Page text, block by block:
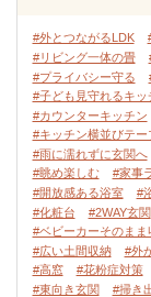
#外とつながるLDK
#リビング一体の畳
#プライバシー守る
#子ども見守れるキッ
#カウンターキッチン
#キッチン横並びテー
#雨に濡れずに玄関へ
#眺め楽しむ
#家事
#開放感ある浴室
#
#化粧台
#2WAY玄関
#ベビーカーそのまま
#広い土間収納
#外
#高窓
#花粉症対策
#東向き玄関
#掃き